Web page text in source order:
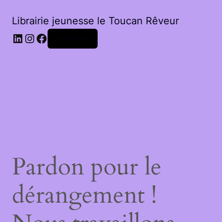
Librairie jeunesse le Toucan Rêveur
LinkedIn
Instagram
Facebook
Pardon pour le
dérangement !